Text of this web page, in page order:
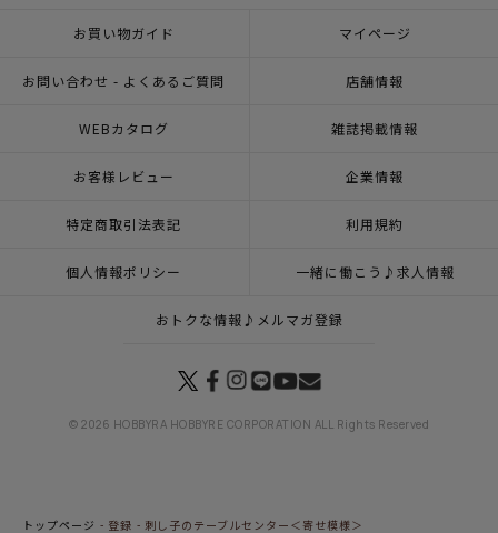
お買い物ガイド マイページ
お問い合わせ - よくあるご質問 店舗情報
WEBカタログ 雑誌掲載情報
お客様レビュー 企業情報
特定商取引法表記 利用規約
個人情報ポリシー 一緒に働こう♪求人情報
おトクな情報♪メルマガ登録
© 2026 HOBBYRA HOBBYRE CORPORATION ALL Rights Reserved
トップページ 登録 刺し子のテーブルセンター＜寄せ模様＞